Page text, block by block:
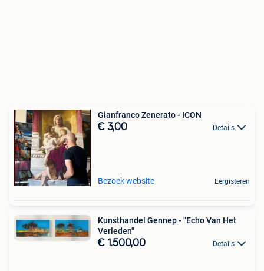
Gianfranco Zenerato - ICON
€ 3,00 Details
Bezoek website Eergisteren
Kunsthandel Gennep - "Echo Van Het
Verleden"
€ 1.500,00 Details